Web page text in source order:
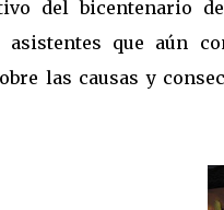
del bicentenario
asistentes que aún
las causas y